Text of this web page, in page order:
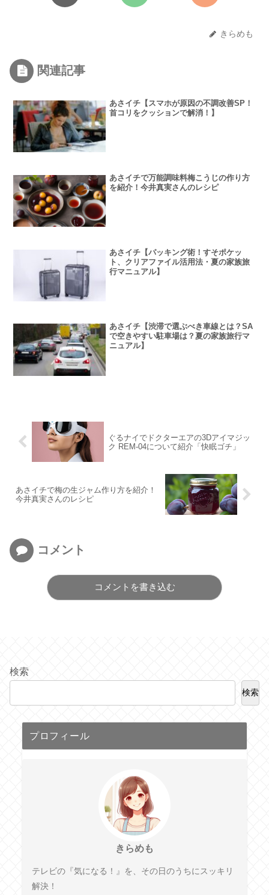
きらめも
関連記事
あさイチ【スマホが原因の不調改善SP！
首コリをクッションで解消！】
あさイチで万能調味料梅こうじの作り方
を紹介！今井真実さんのレシピ
あさイチ【パッキング術！すそポケッ
ト、クリアファイル活用法・夏の家族旅
行マニュアル】
あさイチ【渋滞で選ぶべき車線とは？SA
で空きやすい駐車場は？夏の家族旅行マ
ニュアル】
ぐるナイでドクターエアの3Dアイマジッ
ク REM-04について紹介「快眠ゴチ」
あさイチで梅の生ジャム作り方を紹介！
今井真実さんのレシピ
コメント
コメントを書き込む
検索
検索
プロフィール
きらめも
テレビの『気になる！』を、その日のうちにスッキリ
解決！